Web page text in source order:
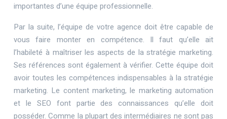
importantes d’une équipe professionnelle.
Par la suite, l’équipe de votre agence doit être capable de
vous faire monter en compétence. Il faut qu’elle ait
l’habileté à maîtriser les aspects de la stratégie marketing.
Ses références sont également à vérifier. Cette équipe doit
avoir toutes les compétences indispensables à la stratégie
marketing. Le content marketing, le marketing automation
et le SEO font partie des connaissances qu’elle doit
posséder. Comme la plupart des intermédiaires ne sont pas